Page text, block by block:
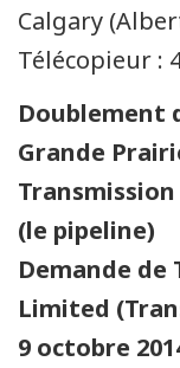
Calgary
Télécopieur :
Doublement
Grande
(le pipeline)
Demande de
Limited
9 octobre